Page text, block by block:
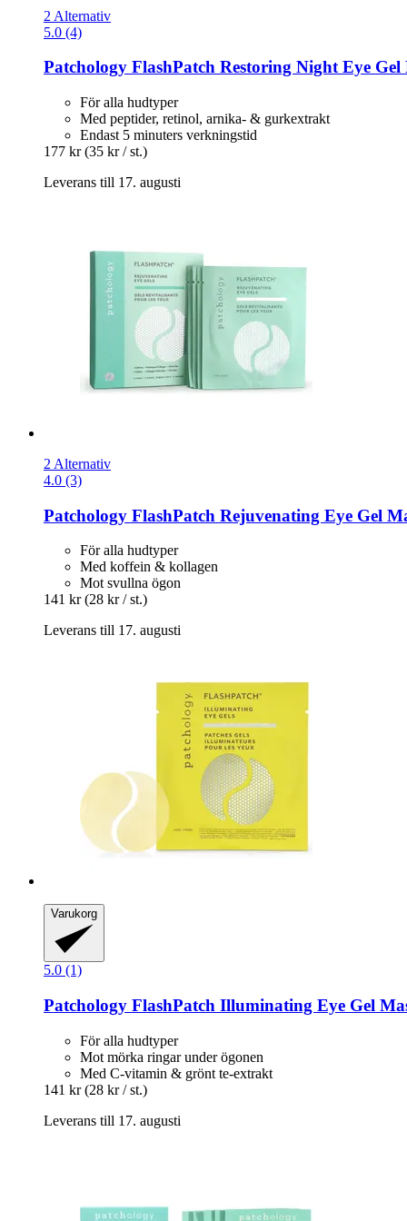
2 Alternativ
5.0 (4)
Patchology FlashPatch Restoring Night Eye Gel
För alla hudtyper
Med peptider, retinol, arnika- & gurkextrakt
Endast 5 minuters verkningstid
177 kr (35 kr / st.)
Leverans till 17. augusti
2 Alternativ
4.0 (3)
Patchology FlashPatch Rejuvenating Eye Gel
För alla hudtyper
Med koffein & kollagen
Mot svullna ögon
141 kr (28 kr / st.)
Leverans till 17. augusti
Varukorg
5.0 (1)
Patchology FlashPatch Illuminating Eye Gel
För alla hudtyper
Mot mörka ringar under ögonen
Med C-vitamin & grönt te-extrakt
141 kr (28 kr / st.)
Leverans till 17. augusti